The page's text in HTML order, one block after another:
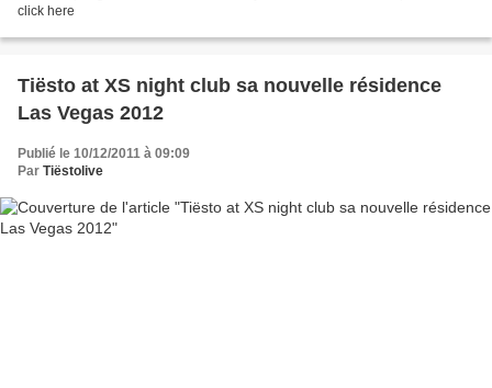
click here
Tiësto at XS night club sa nouvelle résidence
Las Vegas 2012
Publié le 10/12/2011 à 09:09
Par Tiëstolive